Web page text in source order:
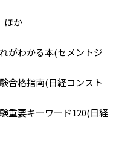
か
わかる本(セメントジ
南(日経コンスト
ーワード120(日経